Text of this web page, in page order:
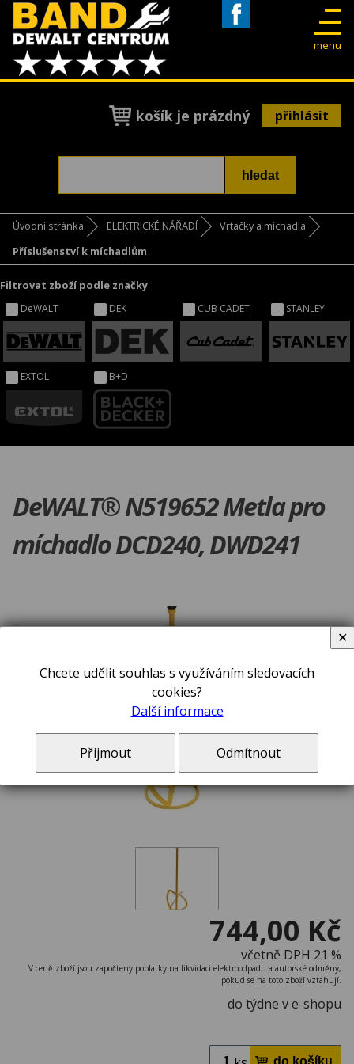
menu
košík je prázdný přihlásit
Úvodní stránka ELEKTRICKÉ NÁŘADÍ
Vrtačky a míchadla
Příslušenství k míchadlům
Filtrovat zboží podle značky
DeWALT DEK CUB CADET STANLEY
EXTOL B+D
DeWALT® N519652 Metla pro
míchadlo DCD240, DWD241
744,00 Kč
včetně DPH 21 %
V ceně zboží jsou započteny poplatky na likvidaci elektroodpadu a autorské odměny,
pokud se na toto zboží vztahují.
do týdne v e-shopu
Chcete udělit souhlas s využíváním sledovacích
cookies?
Další informace
Přijmout Odmítnout
✕